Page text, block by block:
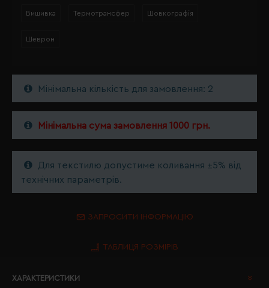
Вишивка Термотрансфер Шовкографія
Шеврон
Мінімальна кількість для замовлення: 2
Мінімальна сума замовлення 1000 грн.
Для текстилю допустиме коливання ±5% від
технічних параметрів.
ЗАПРОСИТИ ІНФОРМАЦІЮ
ТАБЛИЦЯ РОЗМІРІВ
ХАРАКТЕРИСТИКИ